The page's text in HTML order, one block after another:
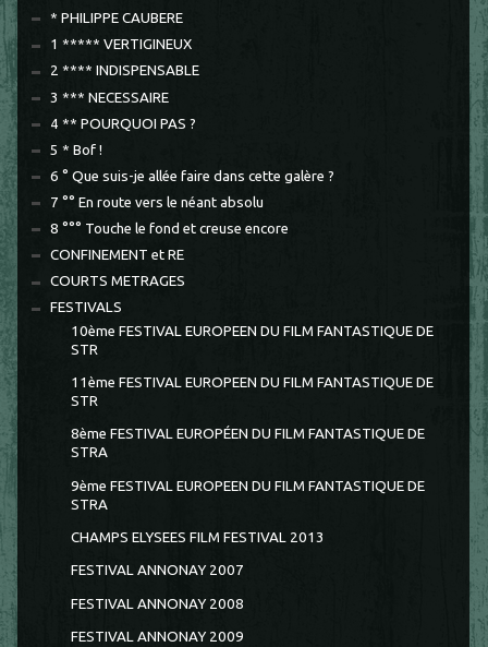
* PHILIPPE CAUBERE
1 ***** VERTIGINEUX
2 **** INDISPENSABLE
3 *** NECESSAIRE
4 ** POURQUOI PAS ?
5 * Bof !
6 ° Que suis-je allée faire dans cette galère ?
7 °° En route vers le néant absolu
8 °°° Touche le fond et creuse encore
CONFINEMENT et RE
COURTS METRAGES
FESTIVALS
10ème FESTIVAL EUROPEEN DU FILM FANTASTIQUE DE
STR
11ème FESTIVAL EUROPEEN DU FILM FANTASTIQUE DE
STR
8ème FESTIVAL EUROPÉEN DU FILM FANTASTIQUE DE
STRA
9ème FESTIVAL EUROPEEN DU FILM FANTASTIQUE DE
STRA
CHAMPS ELYSEES FILM FESTIVAL 2013
FESTIVAL ANNONAY 2007
FESTIVAL ANNONAY 2008
FESTIVAL ANNONAY 2009